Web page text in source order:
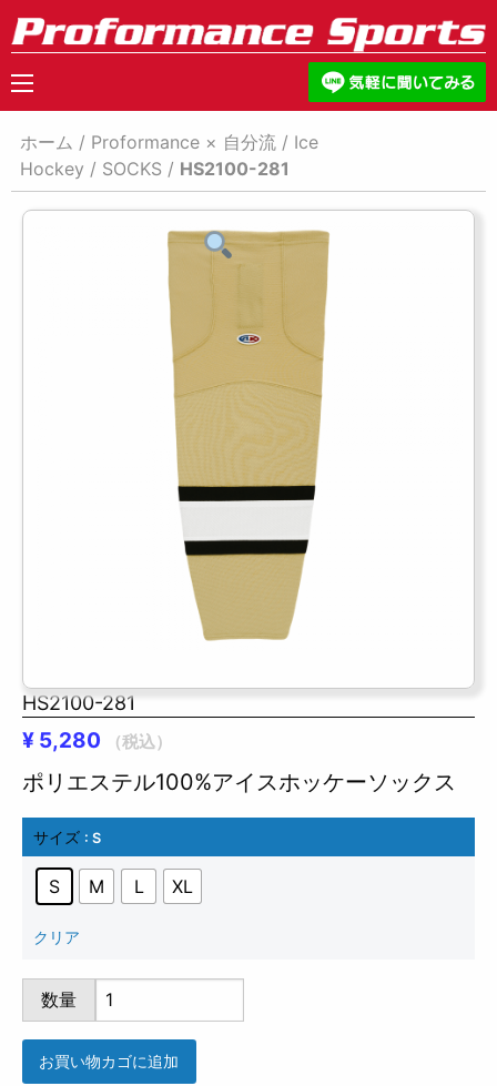
ホーム / Proformance × 自分流 / Ice
Hockey / SOCKS / HS2100-281
HS2100-281
¥ 5,280 （税込）
ポリエステル100%アイスホッケーソックス
サイズ : S
S M L XL
クリア
HS2100-
281
個
数量
お買い物カゴに追加